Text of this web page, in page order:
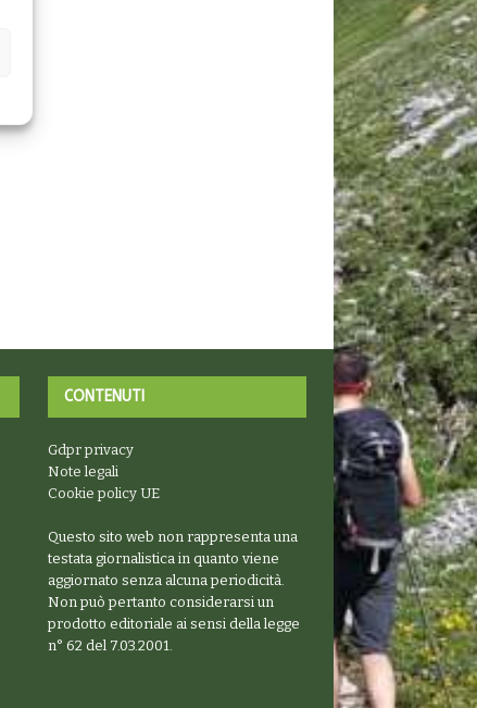
CONTENUTI
Gdpr privacy
Note legali
Cookie policy UE
Questo sito web non rappresenta una
testata giornalistica in quanto viene
aggiornato senza alcuna periodicità.
Non può pertanto considerarsi un
prodotto editoriale ai sensi della legge
n° 62 del 7.03.2001.